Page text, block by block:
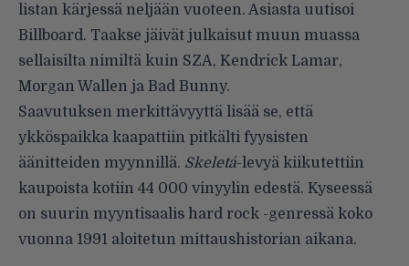
listan kärjessä neljään vuoteen. Asiasta uutisoi
Billboard. Taakse jäivät julkaisut muun muassa
sellaisilta nimiltä kuin SZA, Kendrick Lamar,
Morgan Wallen ja Bad Bunny.
Saavutuksen merkittävyyttä lisää se, että
ykköspaikka kaapattiin pitkälti fyysisten
äänitteiden myynnillä. Skeletá-levyä kiikutettiin
kaupoista kotiin 44 000 vinyylin edestä. Kyseessä
on suurin myyntisaalis hard rock -genressä koko
vuonna 1991 aloitetun mittaushistorian aikana.